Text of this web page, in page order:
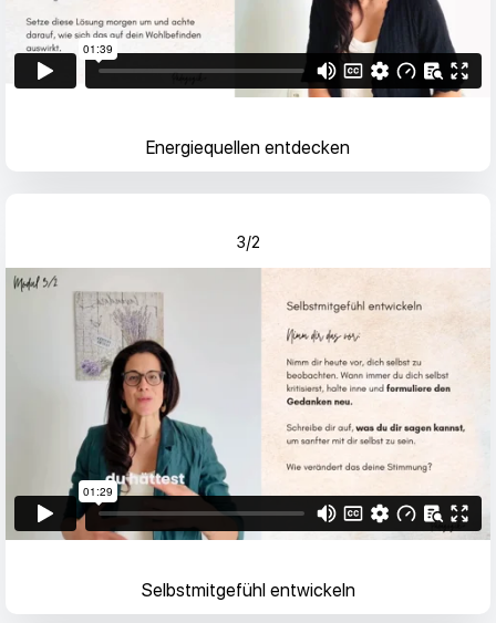
Energiequellen entdecken
3/2
Selbstmitgefühl entwickeln